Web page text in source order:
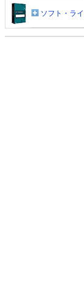
ソフト・ラ